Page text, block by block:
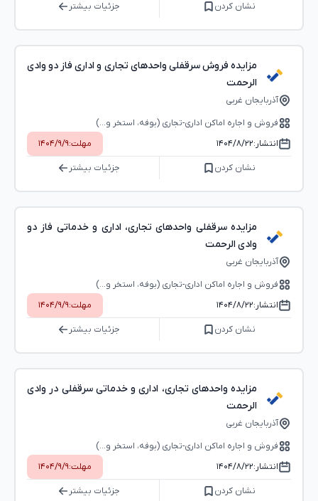
نشان کردن جزئیات بیشتر
مزایده فروش سرقفلی واحدهای تجاری و اداری فاز دو وادی
الرحمت
آذربایجان غربی
فروش و اجاره اماکن اداری-تجاری (بوفه، استخر و...)
انتشار:۱۴۰۴/۸/۲۲ مهلت:۱۴۰۴/۹/۹
نشان کردن جزئیات بیشتر
مزایده سرقفلی واحدهای تجاری، اداری و خدماتی فاز دو
وادی الرحمت
آذربایجان غربی
فروش و اجاره اماکن اداری-تجاری (بوفه، استخر و...)
انتشار:۱۴۰۴/۸/۲۲ مهلت:۱۴۰۴/۹/۹
نشان کردن جزئیات بیشتر
مزایده واحدهای تجاری، اداری و خدماتی سرقفلی در وادی
الرحمت
آذربایجان غربی
فروش و اجاره اماکن اداری-تجاری (بوفه، استخر و...)
انتشار:۱۴۰۴/۸/۲۲ مهلت:۱۴۰۴/۹/۹
نشان کردن جزئیات بیشتر